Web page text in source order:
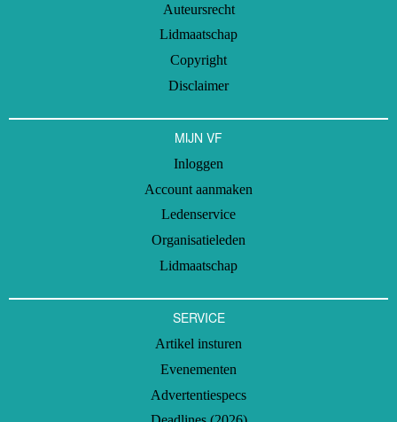
Auteursrecht
Lidmaatschap
Copyright
Disclaimer
MIJN VF
Inloggen
Account aanmaken
Ledenservice
Organisatieleden
Lidmaatschap
SERVICE
Artikel insturen
Evenementen
Advertentiespecs